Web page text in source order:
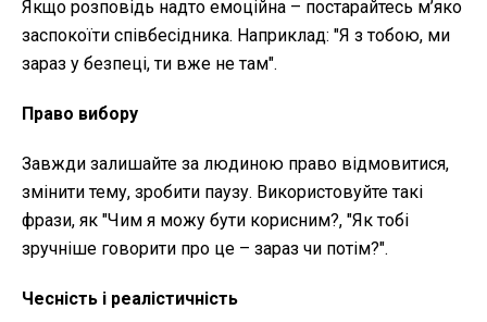
Якщо розповідь надто емоційна – постарайтесь м’яко
заспокоїти співбесідника. Наприклад: "Я з тобою, ми
зараз у безпеці, ти вже не там".
Право вибору
Завжди залишайте за людиною право відмовитися,
змінити тему, зробити паузу. Використовуйте такі
фрази, як "Чим я можу бути корисним?, "Як тобі
зручніше говорити про це – зараз чи потім?".
Чесність і реалістичність